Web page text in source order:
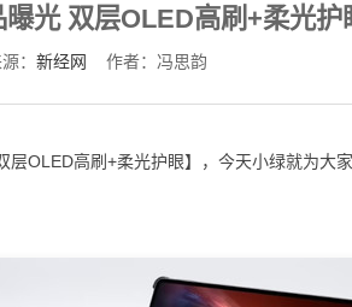
光 双层OLED高刷+柔光护
： 新经网 作者：冯思韵
OLED高刷+柔光护眼】，今天小绿就为大家